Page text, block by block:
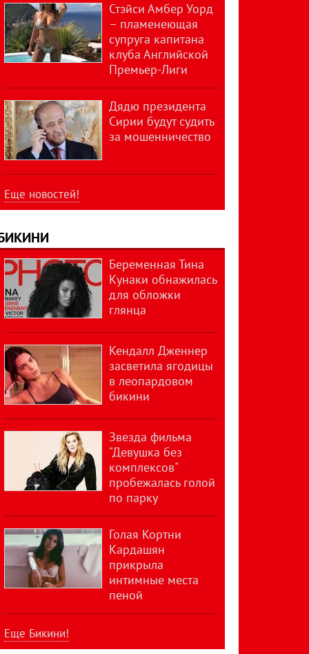
Стэйси Амбер Уорд
– пламенеющая
супруга капитана
клуба Английской
Премьер-Лиги
Дядю президента
Сирии будут судить
за мошенничество
Еще новостей!
Беременная Тина
Кунаки обнажилась
для обложки
глянца
Кендалл Дженнер
засветила ягодицы
в леопардовом
бикини
Звезда фильма
"Девушка без
комплексов"
пробежалась голой
по парку
Голая Кортни
Кардашян
прикрыла
интимные места
пеной
Еще Бикини!